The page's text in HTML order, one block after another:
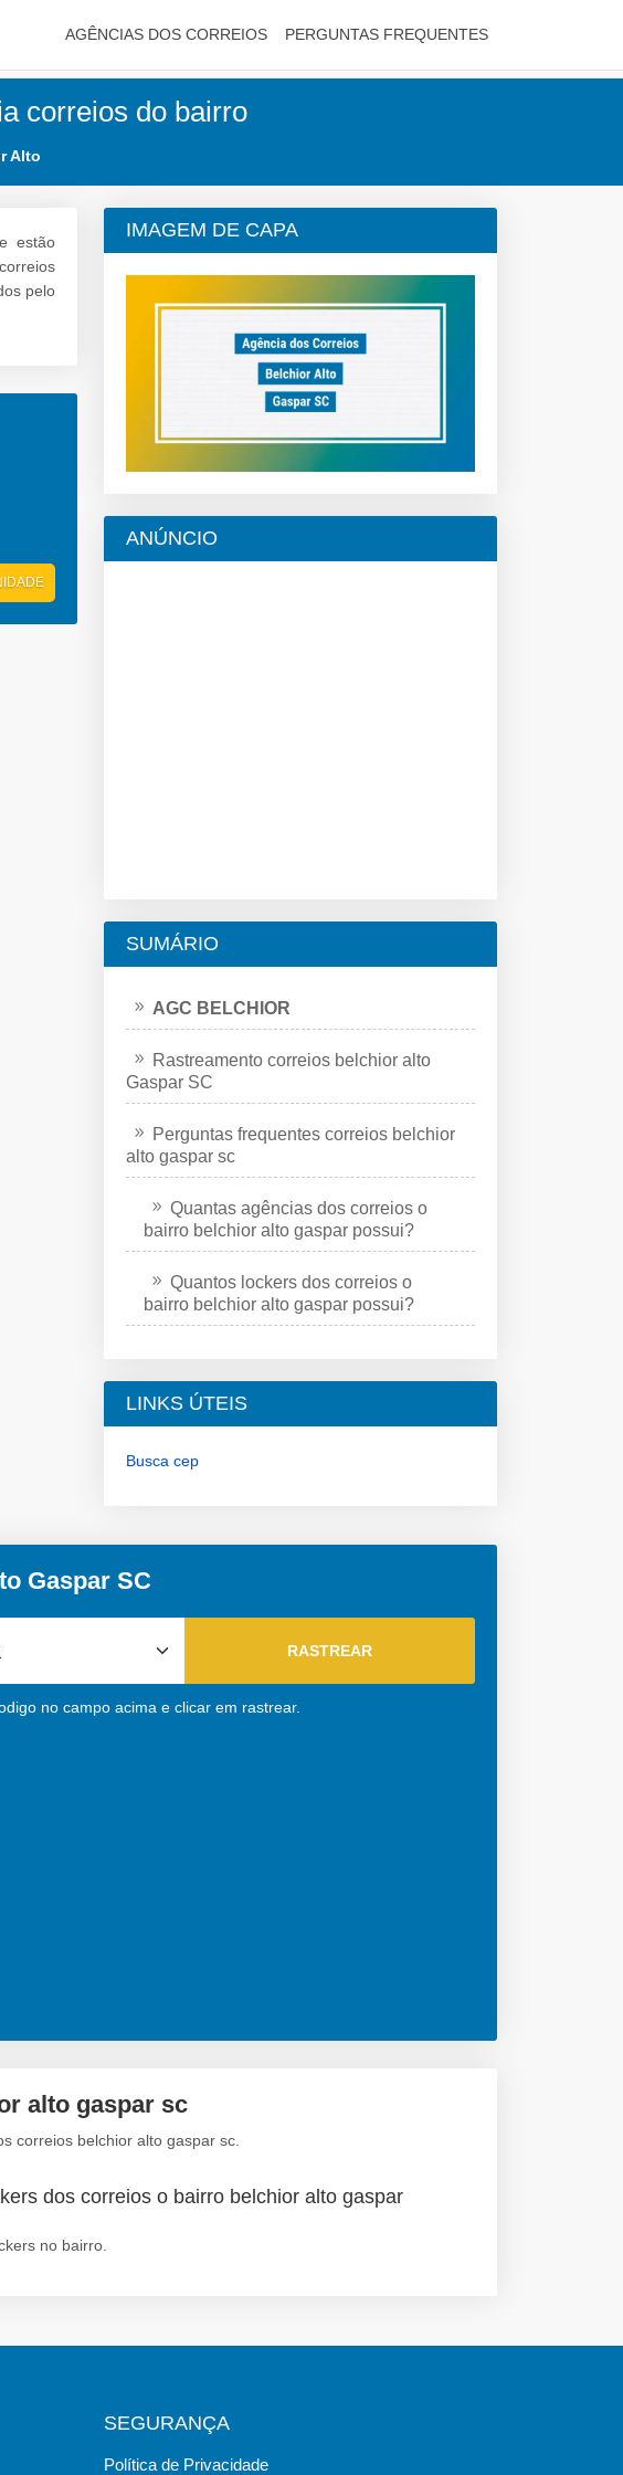
AGÊNCIAS DOS CORREIOS PERGUNTAS FREQUENTES
correios do bairro
Alto
estão
pelo
IMAGEM DE CAPA
ANÚNCIO
SUMÁRIO
AGC BELCHIOR
Rastreamento correios belchior alto
Gaspar SC
Perguntas frequentes correios belchior
alto gaspar sc
Quantas agências dos correios o
bairro belchior alto gaspar possui?
Quantos lockers dos correios o
bairro belchior alto gaspar possui?
LINKS ÚTEIS
Busca cep
Gaspar SC
no campo acima e clicar em rastrear.
alto gaspar sc
correios belchior alto gaspar sc.
dos correios o bairro belchior alto gaspar
no bairro.
SEGURANÇA
Política de Privacidade